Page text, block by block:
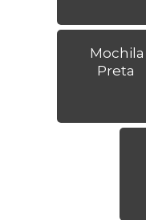
Mochila
Preta